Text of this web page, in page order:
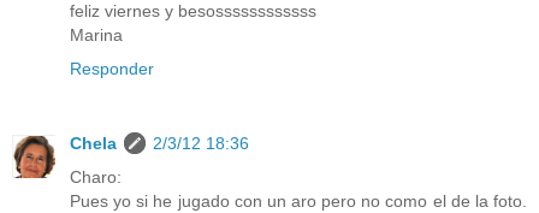
feliz viernes y besossssssssssss
Marina
Responder
Chela
2/3/12 18:36
Charo:
Pues yo si he jugado con un aro pero no como el de la foto.